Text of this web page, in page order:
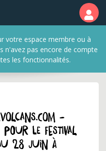
votre espace membre ou à
n'avez pas encore de compte
les fonctionnalités.
-
pour le festival
28 juin à